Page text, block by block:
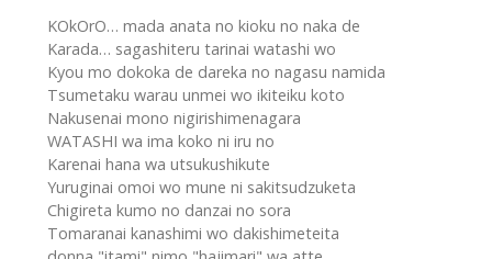
KOkOrO… mada anata no kioku no naka de
Karada… sagashiteru tarinai watashi wo
Kyou mo dokoka de dareka no nagasu namida
Tsumetaku warau unmei wo ikiteiku koto
Nakusenai mono nigirishimenagara
WATASHI wa ima koko ni iru no
Karenai hana wa utsukushikute
Yuruginai omoi wo mune ni sakitsudzuketa
Chigireta kumo no danzai no sora
Tomaranai kanashimi wo dakishimeteita